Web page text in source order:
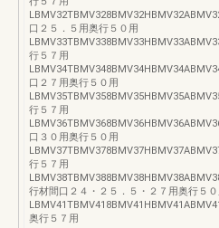
口２５．５用奥行５０用
行５７用
口２７用奥行５０用
行５７用
口３０用奥行５０用
行５７用
行材間口２４・２５．５・２７用奥行５０
奥行５７用